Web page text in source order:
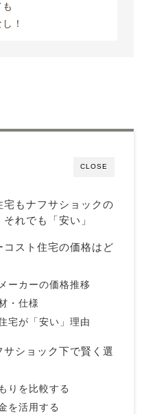
！
CLOSE
宅もナフサショックの
れでも「安い」
スト住宅の価格はど
ーカーの価格推移
・仕様
宅が「安い」理由
ショック下で賢く選
りを比較する
を活用する